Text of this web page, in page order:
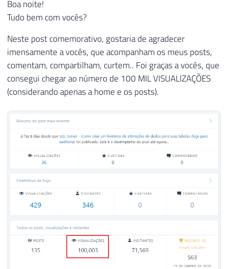
Boa noite!
Tudo bem com vocês?
Neste post comemorativo, gostaria de agradecer
imensamente a vocês, que acompanham os meus posts,
comentam, compartilham, curtem.. Foi graças a vocês, que
consegui chegar ao número de 100 MIL VISUALIZAÇÕES
(considerando apenas a home e os posts).